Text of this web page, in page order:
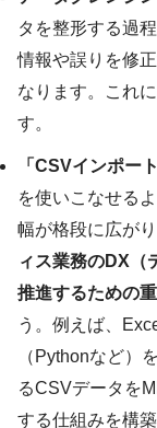
タを整形する過
情報や誤りを修
なります。これ
す。
「CSVインポー
を使いこなせる
幅が格段に広がり
ィス業務のDX（
推進するための
う。例えば、
（Pythonなど）
るCSVデータを
する仕組みを構